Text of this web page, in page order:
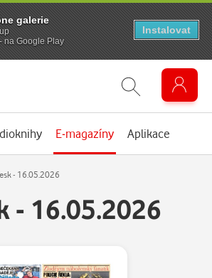
E-magazíny Aplikace
- 16.05.2026
- 16.05.2026
galerie
na Google Play
Instalovat